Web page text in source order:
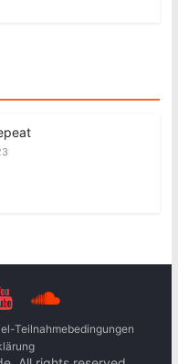
Teilnahmebedingungen